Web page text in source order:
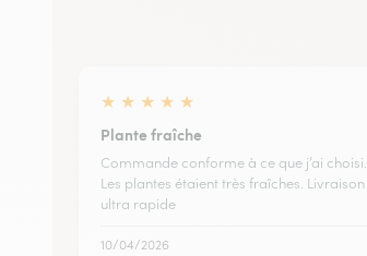
★ ★ ★ ★ ★
Plante fraîche
Commande conforme à ce que j’ai choisi.
Les plantes étaient très fraîches. Livraison
ultra rapide
10/04/2026